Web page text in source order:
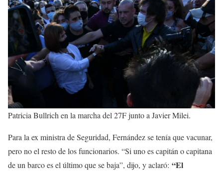
Patricia Bullrich en la marcha del 27F junto a Javier Milei.
Para la ex ministra de Seguridad, Fernández se tenía que vacunar,
pero no el resto de los funcionarios. “Si uno es capitán o capitana
de un barco es el último que se baja”, dijo, y aclaró: “El